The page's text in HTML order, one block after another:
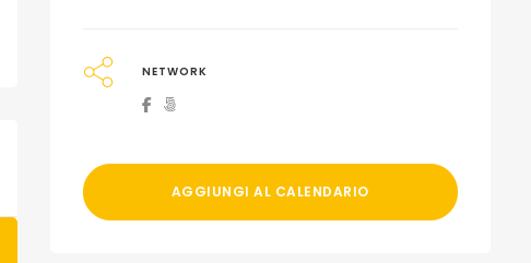
NETWORK
AGGIUNGI AL CALENDARIO